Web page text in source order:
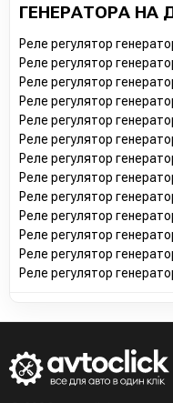
ГЕНЕРАТОРА НА
Реле регулятор
Реле регулятор
Реле регулятор
Реле регулятор
Реле регулятор
Реле регулятор
Реле регулятор
Реле регулятор
Реле регулятор
Реле регулятор
Реле регулятор
Реле регулятор
Реле регулятор